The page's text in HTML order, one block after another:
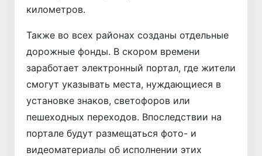
километров.
Также во всех районах созданы отдельные
дорожные фонды. В скором времени
заработает электронный портал, где жители
смогут указывать места, нуждающиеся в
установке знаков, светофоров или
пешеходных переходов. Впоследствии на
портале будут размещаться фото- и
видеоматериалы об исполнении этих